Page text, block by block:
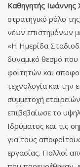
Καθηγητής Ιωάννης
στρατηγικό ρόλο
νέων επιστημόνων
«Η Ημερίδα
δυναμικό θεσμό που
φοιτητών και
τεχνολογία και την
συμμετοχή
επιβεβαίωσε το
Ιδρύματος και τις
για τους
εργασίας. Πολλοί